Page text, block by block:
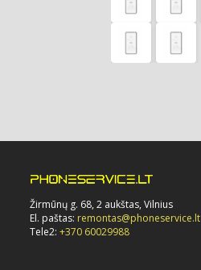
Žirmūnų g. 68, 2 aukštas, Vilnius
El. paštas: remontas@phoneservice.lt
Tele2: +370 60029988